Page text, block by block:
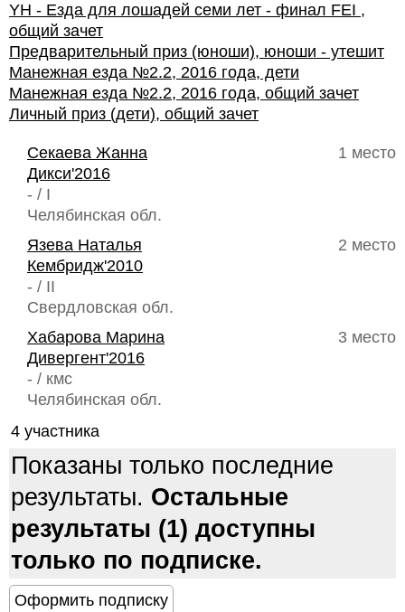
YH - Езда для лошадей семи лет - финал FEI ,
общий зачет
Предварительный приз (юноши), юноши - утешит
Манежная езда №2.2, 2016 года, дети
Манежная езда №2.2, 2016 года, общий зачет
Личный приз (дети), общий зачет
1 место
Секаева Жанна
Дикси'2016
- / I
Челябинская обл.
2 место
Язева Наталья
Кембридж'2010
- / II
Свердловская обл.
3 место
Хабарова Марина
Дивергент'2016
- / кмс
Челябинская обл.
4 участника
Показаны только последние
результаты. Остальные
результаты (1) доступны
только по подписке.